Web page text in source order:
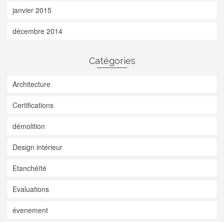
janvier 2015
décembre 2014
Catégories
Architecture
Certifications
démolition
Design intérieur
Etanchéïté
Evaluations
évenement